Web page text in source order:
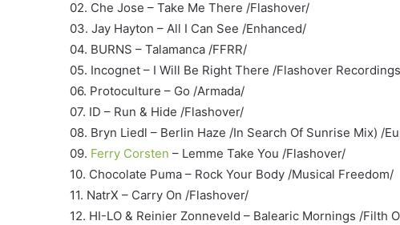
02. Che Jose – Take Me There /Flashover/
03. Jay Hayton – All I Can See /Enhanced/
04. BURNS – Talamanca /FFRR/
05. Incognet – I Will Be Right There /Flashover
06. Protoculture – Go /Armada/
07. ID – Run & Hide /Flashover/
08. Bryn Liedl – Berlin Haze /In Search Of Sunrise Mix) /
09. Ferry Corsten – Lemme Take You /Flashover/
10. Chocolate Puma – Rock Your Body /Musical Freedom/
11. NatrX – Carry On /Flashover/
12. HI-LO & Reinier Zonneveld – Balearic Mornings /Filth